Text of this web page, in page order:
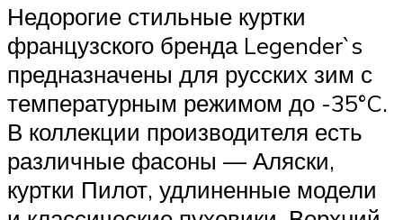
Недорогие стильные куртки
французского бренда Legender`s
предназначены для русских зим с
температурным режимом до -35°C.
В коллекции производителя есть
различные фасоны — Аляски,
куртки Пилот, удлиненные модели